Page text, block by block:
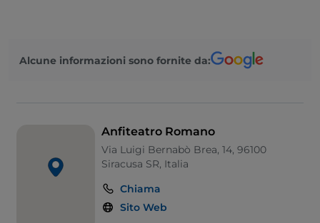
inferiore, scavata nella roccia, e da una superiore,
ancora le iscrizioni che indicavano i proprietari dei
posti. Non si sa con precisione l’epoca in cui l’arena
venne abbandonata e quando incominciò l’opera di
demolizione, che proseguì fino alle spoliazioni
intraprese dall’imperatore Carlo V d’Asburgo (XVI
secolo d.C.) per costruire le fortificazioni di
Alcune informazioni sono fornite da:
Anfiteatro Romano
Via Luigi Bernabò Brea, 14, 96100
Siracusa SR, Italia
Chiama
Sito Web